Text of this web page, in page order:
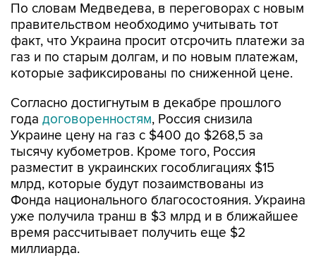
По словам Медведева, в переговорах с новым
правительством необходимо учитывать тот
факт, что Украина просит отсрочить платежи за
газ и по старым долгам, и по новым платежам,
которые зафиксированы по сниженной цене.
Согласно достигнутым в декабре прошлого
года договоренностям, Россия снизила
Украине цену на газ с $400 до $268,5 за
тысячу кубометров. Кроме того, Россия
разместит в украинских гособлигациях $15
млрд, которые будут позаимствованы из
Фонда национального благосостояния. Украина
уже получила транш в $3 млрд и в ближайшее
время рассчитывает получить еще $2
миллиарда.